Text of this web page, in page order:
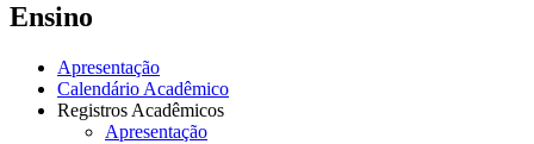
Ensino
Apresentação
Calendário Acadêmico
Registros Acadêmicos
Apresentação